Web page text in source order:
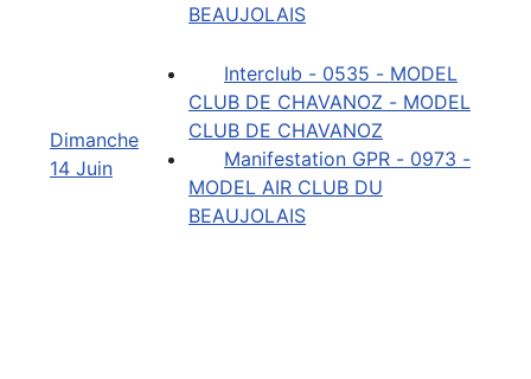
BEAUJOLAIS
Dimanche
14 Juin
Interclub - 0535 - MODEL
CLUB DE CHAVANOZ - MODEL
CLUB DE CHAVANOZ
Manifestation GPR - 0973 -
MODEL AIR CLUB DU
BEAUJOLAIS